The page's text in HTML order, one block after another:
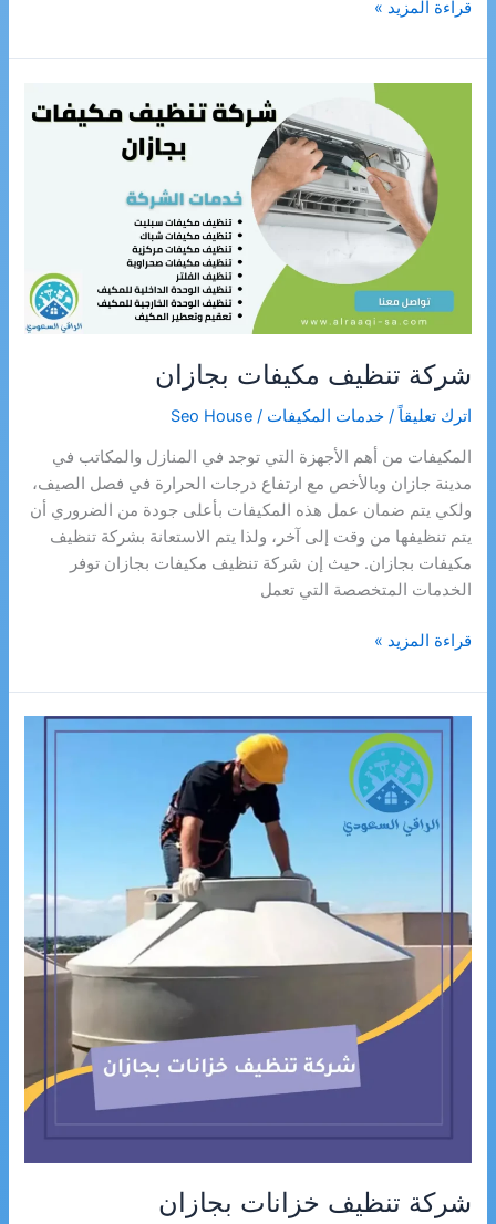
شركة
مجالس
بجازان
قراءة المزيد »
شركة تنظيف مكيفات بجازان
اترك تعليقاً /خدمات المكيفات /
Seo House
المكيفات من أهم الأجهزة التي توجد في المنازل والمكاتب في
مدينة جازان وبالأخص مع ارتفاع درجات الحرارة في فصل الصيف،
ولكي يتم ضمان عمل هذه المكيفات بأعلى جودة من الضروري أن
يتم تنظيفها من وقت إلى آخر، ولذا يتم الاستعانة بشركة تنظيف
مكيفات بجازان. حيث إن شركة تنظيف مكيفات بجازان توفر
الخدمات المتخصصة التي تعمل
شركة
مكيفات
بجازان
قراءة المزيد »
شركة تنظيف خزانات بجازان